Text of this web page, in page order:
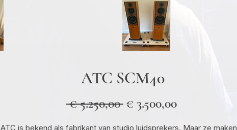
ATC SCM40
€ 5.250,00 Normale
€ 3.500,00
ATC is bekend als fabrikant van studio luidsprekers. Maar ze maken